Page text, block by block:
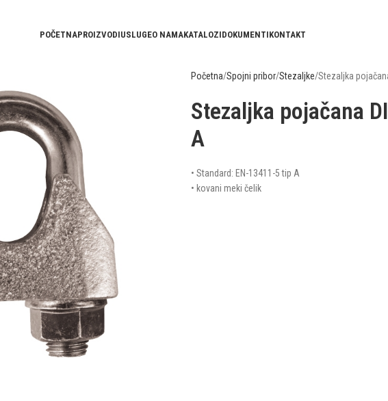
POČETNAPROIZVODIUSLUGEO NAMAKATALOZIDOKUMENTIKONTAKT
Početna Spojni pribor Stezaljke Stezaljka
Stezaljka pojačana
A
• Standard: EN-13411-5 tip A
• kovani meki čelik